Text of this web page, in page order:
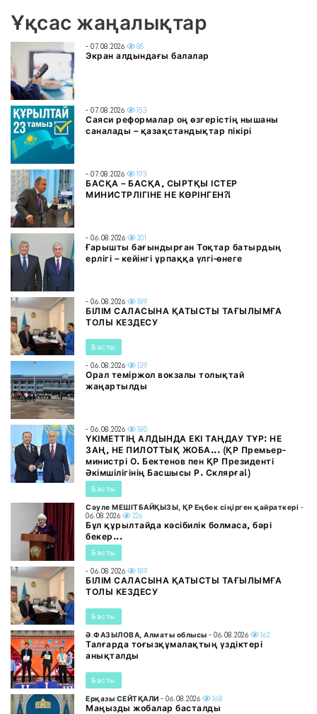
Ұқсас жаңалықтар
- 07.08.2026 85
Экран алдындағы балалар
- 07.08.2026 153
Саяси реформалар оң өзгерістің нышаны
саналады – қазақстандықтар пікірі
- 07.08.2026 193
БАСҚА – БАСҚА, СЫРТҚЫ ІСТЕР
МИНИСТРЛІГІНЕ НЕ КӨРІНГЕН?!
- 06.08.2026 201
Ғарышты бағындырған Тоқтар батырдың
ерлігі – кейінгі ұрпаққа үлгі-өнеге
- 06.08.2026 189
БІЛІМ САЛАСЫНА ҚАТЫСТЫ ТАҒЫЛЫМҒА
ТОЛЫ КЕЗДЕСУ
Басты
- 06.08.2026 139
Орал теміржол вокзалы толықтай
жаңартылды
- 06.08.2026 180
ҮКІМЕТТІҢ АЛДЫНДА ЕКІ ТАҢДАУ ТҰР: НЕ
ЗАҢ, НЕ ПИЛОТТЫҚ ЖОБА... (ҚР Премьер-
министрі О. Бектенов пен ҚР Президенті
Әкімшілігінің Басшысы Р. Склярға!)
Басты
Сәуле МЕШІТБАЙҚЫЗЫ, ҚР Еңбек сіңірген қайраткері -
06.08.2026
226
Бұл құрылтайда кәсібилік болмаса, бәрі
бекер...
Басты
- 06.08.2026 189
БІЛІМ САЛАСЫНА ҚАТЫСТЫ ТАҒЫЛЫМҒА
ТОЛЫ КЕЗДЕСУ
Басты
Ә.ФАЗЫЛОВА, Алматы облысы - 06.08.2026 162
Талғарда тоғызқұмалақтың үздіктері
анықталды
Басты
Ерқазы СЕЙТҚАЛИ - 06.08.2026 168
Маңызды жобалар басталды